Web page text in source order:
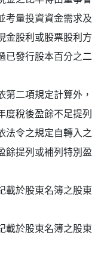
考量投資資金需求及
金股利或股票股利方
已發行股本百分之二
二項規定計算外，
度稅後盈餘不足提列
法令之規定自轉入之
餘提列或補列特別盈
載於股東名簿之股東
載於股東名簿之股東